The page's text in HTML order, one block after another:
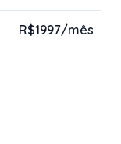
R$1997/mês